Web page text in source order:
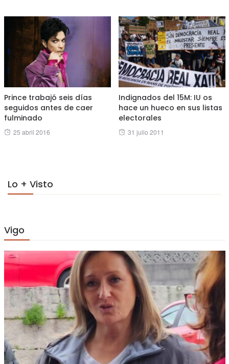
Prince trabajó seis días
seguidos antes de caer
fulminado
Posted
25 abril 2016
Indignados del 15M: IU os
hace un hueco en sus listas
electorales
Posted
31 julio 2011
Lo + Visto
Vigo